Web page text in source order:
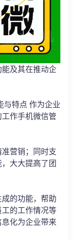
及其在推动企
与特点 作为企业
作手机微信管
营销；同时支
大大提高了团
的功能，帮助
的工作情况等
化为企业带来